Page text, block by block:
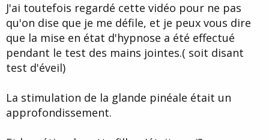
J'ai toutefois regardé cette vidéo pour ne pas
qu'on dise que je me défile, et je peux vous dire
que la mise en état d'hypnose a été effectué
pendant le test des mains jointes.( soit disant
test d'éveil)
La stimulation de la glande pinéale était un
approfondissement.